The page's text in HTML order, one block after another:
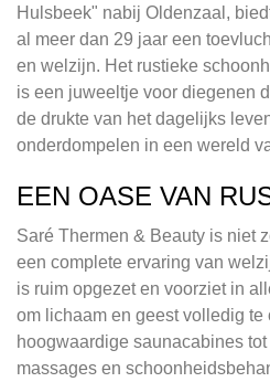
Hulsbeek" nabij Oldenzaal,
al meer dan 29 jaar een
en welzijn. Het rustieke
is een juweeltje voor diegenen
de drukte van het dagelijks
onderdompelen in een wereld
EEN OASE VAN
Saré Thermen & Beauty is niet
een complete ervaring van
is ruim opgezet en voorziet in
om lichaam en geest volledig te
hoogwaardige saunacabines
massages en